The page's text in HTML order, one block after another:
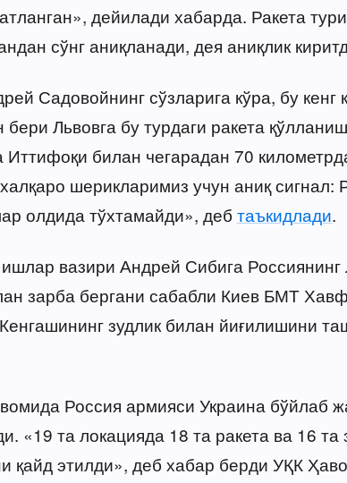
дейилади хабарда. Ракета
сўнг аниқланади, дея аниқлик
Садовойнинг сўзларига кўра, бу кенг
Львовга бу турдаги ракета
билан чегарадан 70
шерикларимиз учун аниқ сигнал:
олдида тўхтамайди», деб таъкидлади.
вазири Андрей Сибига Россиянинг
зарба бергани сабабли Киев БМТ
зудлик билан йиғилишини
Россия армияси Украина бўйлаб
«19 та локацияда 18 та ракета ва 16
қайд этилди», деб хабар берди УҚК